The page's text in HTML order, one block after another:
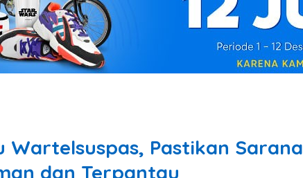
Wartelsuspas, Pastikan Sarana
dan Terpantau